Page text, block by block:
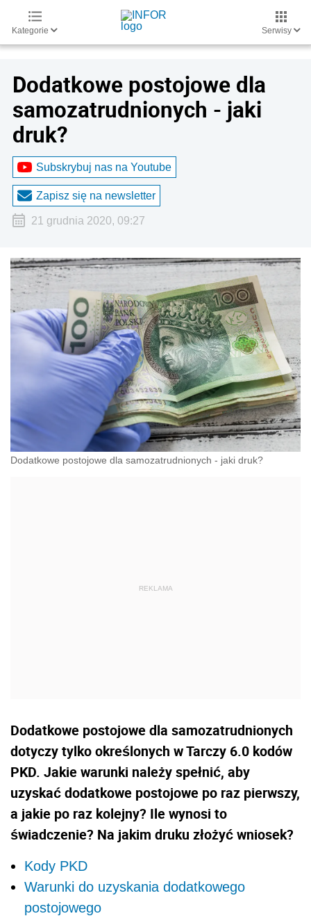
Kategorie Serwisy
Dodatkowe postojowe dla
samozatrudnionych - jaki
druk?
Subskrybuj nas na Youtube
Zapisz się na newsletter
21 grudnia 2020, 09:27
Dodatkowe postojowe dla samozatrudnionych - jaki druk?
Dodatkowe postojowe dla samozatrudnionych
dotyczy tylko określonych w Tarczy 6.0 kodów
PKD. Jakie warunki należy spełnić, aby
uzyskać dodatkowe postojowe po raz pierwszy,
a jakie po raz kolejny? Ile wynosi to
świadczenie? Na jakim druku złożyć wniosek?
Kody PKD
Warunki do uzyskania dodatkowego
postojowego